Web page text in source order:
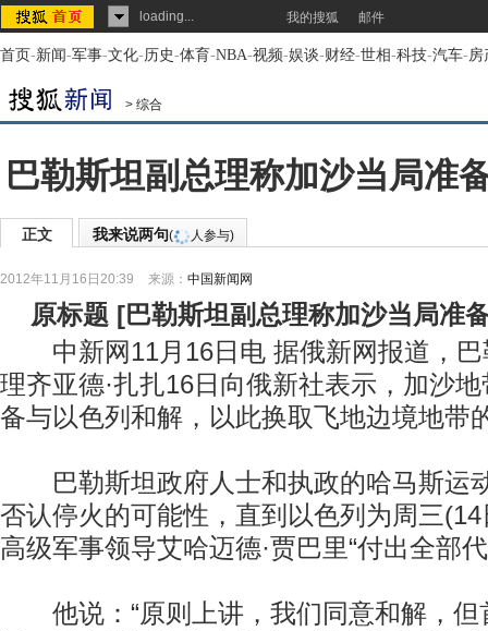
loading... 我的搜狐 邮件
首页-新闻-军事-文化-历史-体育-NBA-视频-娱谈-财经-世相-科技-汽车-房
> 综合
巴勒斯坦副总理称加沙当局准
正文 我来说两句( 人参与)
2012年11月16日20:39 来源： 中国新闻网
原标题 [巴勒斯坦副总理称加沙当局准
中新网11月16日电 据俄新网报道，巴
理齐亚德·扎扎16日向俄新社表示，加沙
备与以色列和解，以此换取飞地边境地带
巴勒斯坦政府人士和执政的哈马斯运
否认停火的可能性，直到以色列为周三
高级军事领导艾哈迈德·贾巴里“付出全部
他说：“原则上讲，我们同意和解，但